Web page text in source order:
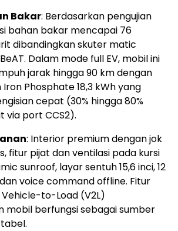
Bakar: Berdasarkan pengujian
bahan bakar mencapai 76
dibandingkan skuter matic
Dalam mode full EV, mobil ini
jarak hingga 90 km dengan
Phosphate 18,3 kWh yang
cepat (30% hingga 80%
via port CCS2).
: Interior premium dengan jok
fitur pijat dan ventilasi pada kursi
sunroof, layar sentuh 15,6 inci, 12
voice command offline. Fitur
to-Load (V2L)
mobil berfungsi sebagai sumber